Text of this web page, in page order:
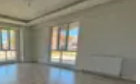
2+1 Daire
Kazım Karabekir Mahallesi
90 m² Düz Giriş (Zemin)
₺